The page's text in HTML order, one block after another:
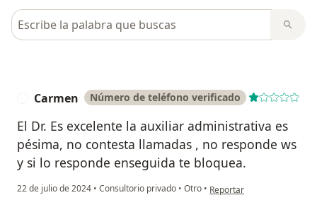
Busca en opiniones
Carmen Número de teléfono verificado
El Dr. Es excelente la auxiliar administrativa es
pésima, no contesta llamadas , no responde ws
y si lo responde enseguida te bloquea.
22 de julio de 2024 • Consultorio privado • Otro • en opinión del usuario
Reportar